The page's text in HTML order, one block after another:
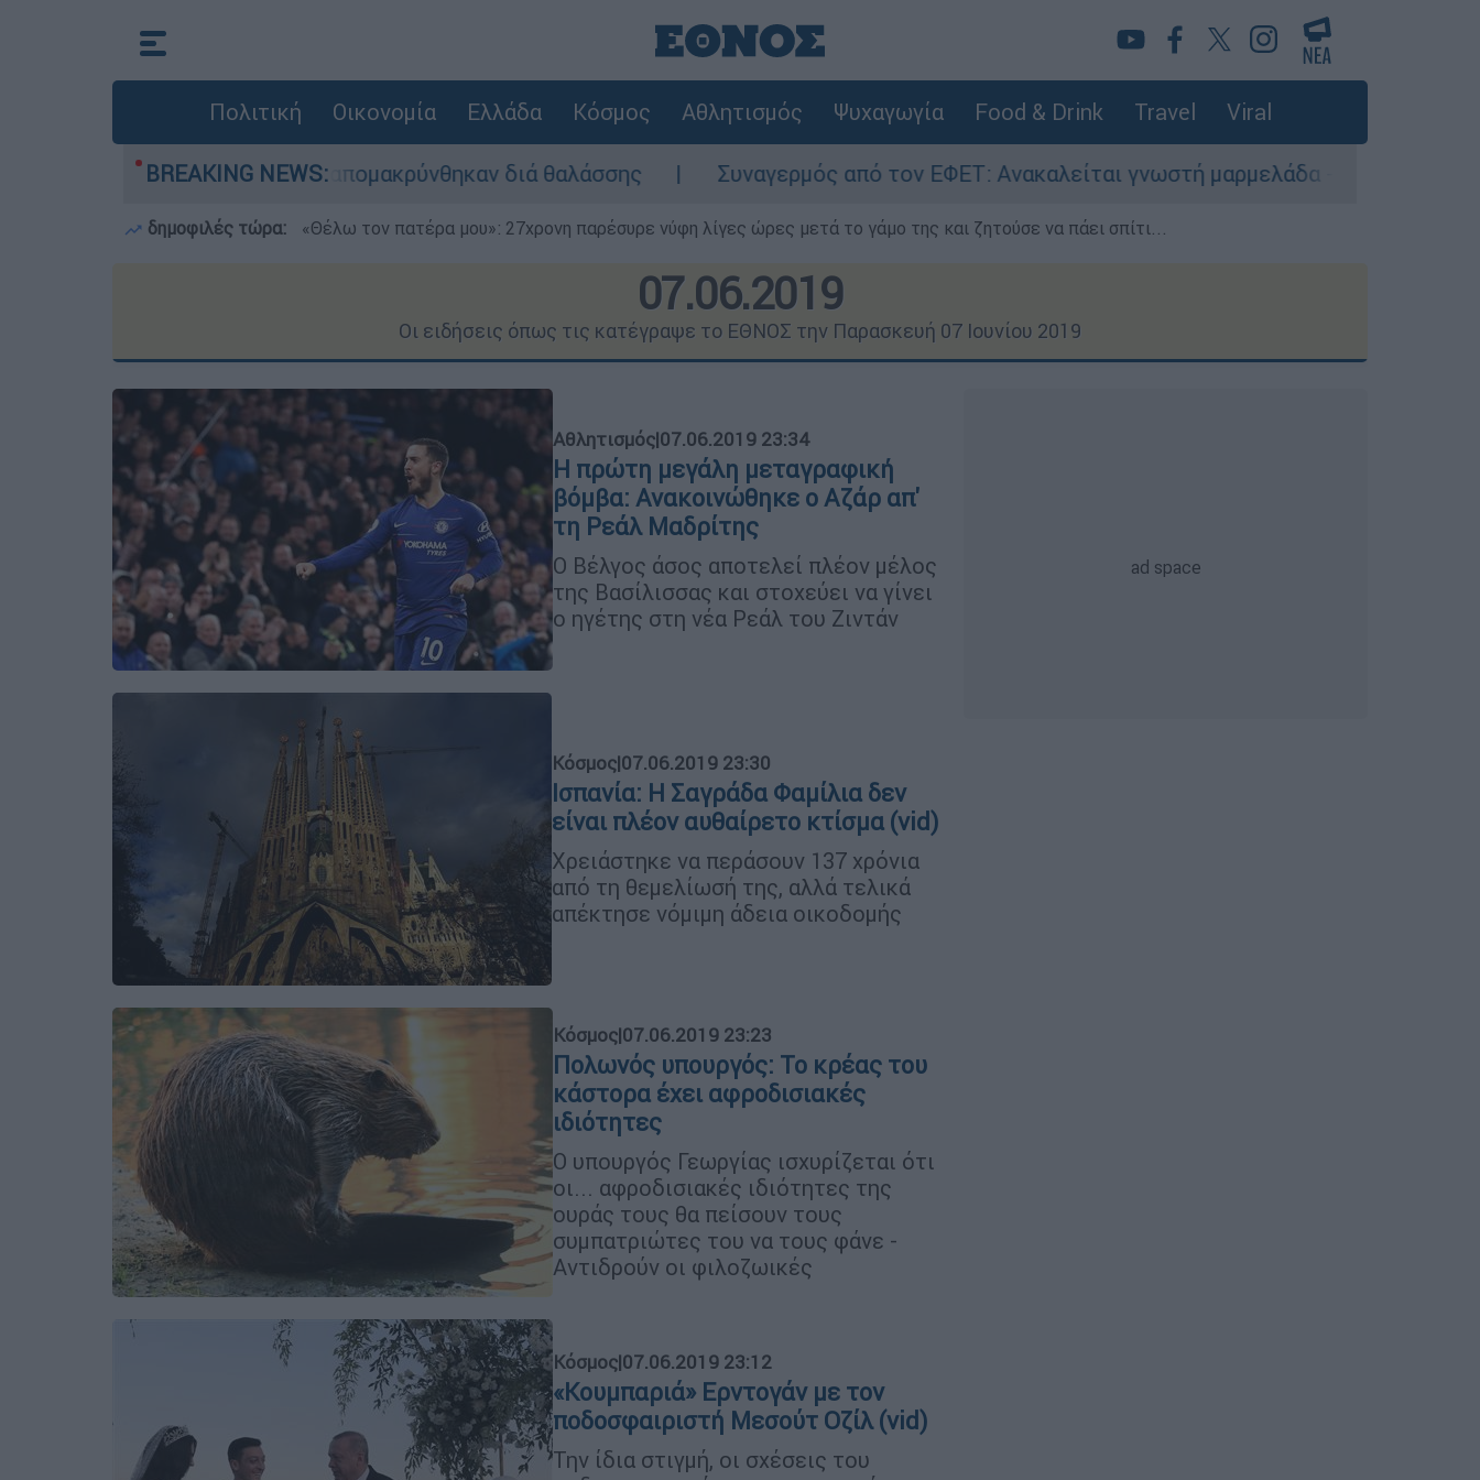
Πολιτική Οικονομία Ελλάδα Κόσμος Αθλητισμός Ψυχαγωγία Food & Drink Travel Viral
BREAKING NEWS:
πολίτες απομακρύνθηκαν διά θαλάσσης Συναγερμός από τον ΕΦΕΤ: Ανακαλείται γνωστή μαρμελάδα - Κίνδυνος θραύσης στη
δημοφιλές τώρα: «Θέλω τον πατέρα μου»: 27χρονη παρέσυρε νύφη λίγες ώρες μετά το γάμο της και ζητούσε να πάει σπίτι...
07.06.2019
Οι ειδήσεις όπως τις κατέγραψε το ΕΘΝΟΣ την Παρασκευή 07 Ιουνίου 2019
Αθλητισμός|07.06.2019 23:34
Η πρώτη μεγάλη μεταγραφική
βόμβα: Ανακοινώθηκε ο Αζάρ απ'
τη Ρεάλ Μαδρίτης
Ο Βέλγος άσος αποτελεί πλέον μέλος
της Βασίλισσας και στοχεύει να γίνει
ο ηγέτης στη νέα Ρεάλ του Ζιντάν
Κόσμος|07.06.2019 23:30
Ισπανία: Η Σαγράδα Φαμίλια δεν
είναι πλέον αυθαίρετο κτίσμα (vid)
Χρειάστηκε να περάσουν 137 χρόνια
από τη θεμελίωσή της, αλλά τελικά
απέκτησε νόμιμη άδεια οικοδομής
Κόσμος|07.06.2019 23:23
Πολωνός υπουργός: Το κρέας του
κάστορα έχει αφροδισιακές
ιδιότητες
Ο υπουργός Γεωργίας ισχυρίζεται ότι
οι... αφροδισιακές ιδιότητες της
ουράς τους θα πείσουν τους
συμπατριώτες του να τους φάνε -
Αντιδρούν οι φιλοζωικές
Κόσμος|07.06.2019 23:12
«Kουμπαριά» Ερντογάν με τον
ποδοσφαιριστή Μεσούτ Οζίλ (vid)
Την ίδια στιγμή, οι σχέσεις του